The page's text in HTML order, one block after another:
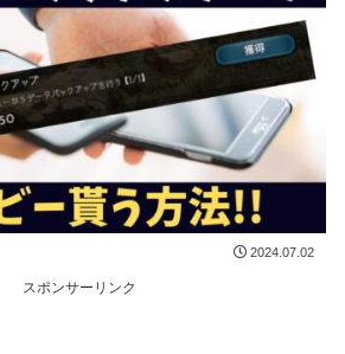
2024.07.02
スポンサーリンク